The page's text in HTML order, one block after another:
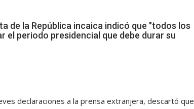
de la República incaica indicó que "todos los
el periodo presidencial que debe durar su
declaraciones a la prensa extranjera, descartó que